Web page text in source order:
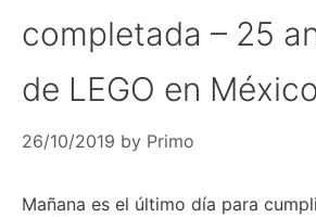
completada – 25
de LEGO en México
26/10/2019 by Primo
Mañana es el último día para